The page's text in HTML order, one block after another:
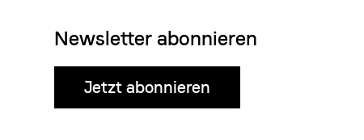
Newsletter abonnieren
Jetzt abonnieren